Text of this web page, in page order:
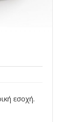
εσοχή.